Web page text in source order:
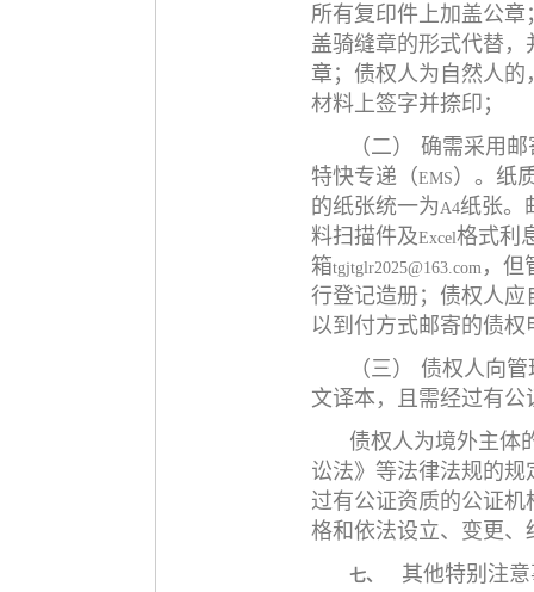
所有复印件上加盖公
盖骑缝章的形式代替
章；债权人为自然人
材料上签字并捺印；
（二）
确需采用
特快专递（EMS ）。纸
的纸张统一为A4纸张。
料扫描件及Excel格式利
箱tgjtglr2025@163.com ，但
行登记造册；债权人
以到付方式邮寄的债权
（三）
债权人向
文译本，且需经过有
债权人为境外主体
讼法》等法律法规的
过有公证资质的公证
格和依法设立、变更
七、
其他特别注